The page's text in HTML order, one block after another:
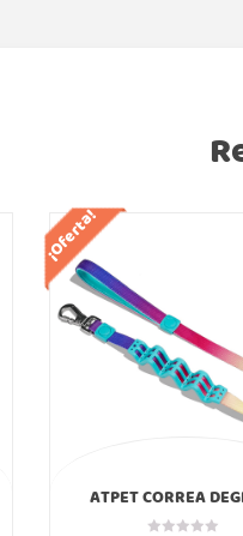
¡Oferta!
ATPET CORREA
(ROSADO/